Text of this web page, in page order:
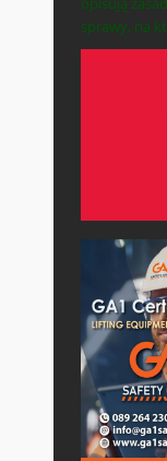
sprawy, na